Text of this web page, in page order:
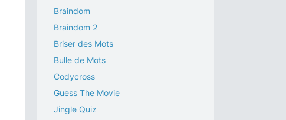
Braindom
Braindom 2
Briser des Mots
Bulle de Mots
Codycross
Guess The Movie
Jingle Quiz